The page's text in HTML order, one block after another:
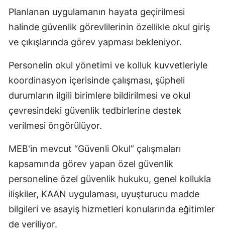
Planlanan uygulamanın hayata geçirilmesi
halinde güvenlik görevlilerinin özellikle okul giriş
ve çıkışlarında görev yapması bekleniyor.
Personelin okul yönetimi ve kolluk kuvvetleriyle
koordinasyon içerisinde çalışması, şüpheli
durumların ilgili birimlere bildirilmesi ve okul
çevresindeki güvenlik tedbirlerine destek
verilmesi öngörülüyor.
MEB'in mevcut “Güvenli Okul” çalışmaları
kapsamında görev yapan özel güvenlik
personeline özel güvenlik hukuku, genel kollukla
ilişkiler, KAAN uygulaması, uyuşturucu madde
bilgileri ve asayiş hizmetleri konularında eğitimler
de veriliyor.